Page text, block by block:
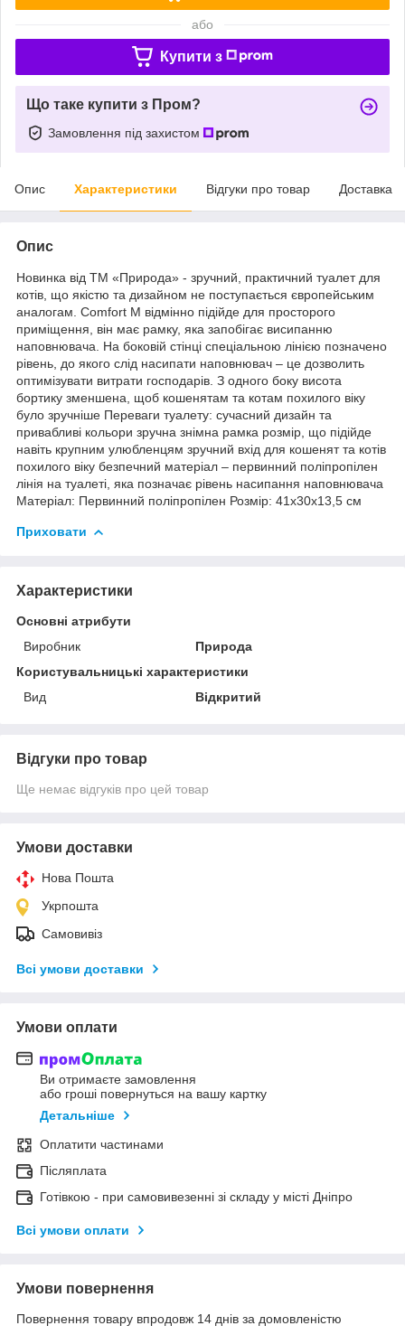
або
Купити з
Що таке купити з Пром?
Замовлення під захистом
Опис Характеристики Відгуки про товар Доставка
Опис
Новинка від ТМ «Природа» - зручний, практичний туалет для
котів, що якістю та дизайном не поступається європейським
аналогам. Comfort M відмінно підійде для просторого
приміщення, він має рамку, яка запобігає висипанню
наповнювача. На боковій стінці спеціальною лінією позначено
рівень, до якого слід насипати наповнювач – це дозволить
оптимізувати витрати господарів. З одного боку висота
бортику зменшена, щоб кошенятам та котам похилого віку
було зручніше Переваги туалету: сучасний дизайн та
привабливі кольори зручна знімна рамка розмір, що підійде
навіть крупним улюбленцям зручний вхід для кошенят та котів
похилого віку безпечний матеріал – первинний поліпропілен
лінія на туалеті, яка позначає рівень насипання наповнювача
Матеріал: Первинний поліпропілен Розмір: 41х30х13,5 см
Приховати
Характеристики
Основні атрибути
Виробник
Природа
Користувальницькі характеристики
Вид
Відкритий
Відгуки про товар
Ще немає відгуків про цей товар
Умови доставки
Нова Пошта
Укрпошта
Самовивіз
Всі умови доставки
Умови оплати
Ви отримаєте замовлення
або гроші повернуться на вашу картку
Детальніше
Оплатити частинами
Післяплата
Готівкою - при самовивезенні зі складу у місті Дніпро
Всі умови оплати
Умови повернення
Повернення товару впродовж 14 днів за домовленістю